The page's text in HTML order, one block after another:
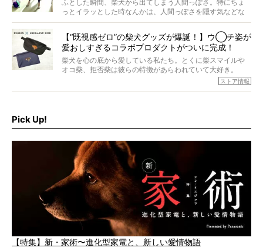
ら食が細かったため、何でも食べさせてきたということで
ふとした瞬間、柴犬から出てしまう人間っぽさ。特にちょ
っとイラッとした時なんかは、人間っぽさを隠す気などな
いように見えます。もしかして本当の本当は、中身は人間
【“既視感ゼロ”の柴犬グッズが爆誕！】ウ◯チ姿が
愛おしすぎるコラボプロダクトがついに完成！
柴犬を心の底から愛している私たち。とくに柴スマイルや
オコ柴、拒否柴は彼らの特徴があらわれていて大好き。
でもちょっと待て…もうひとつ、忘れてはならない愛おしい
ストア情報
Pick Up!
【特集】新・家術〜進化型家電と、新しい愛情物語